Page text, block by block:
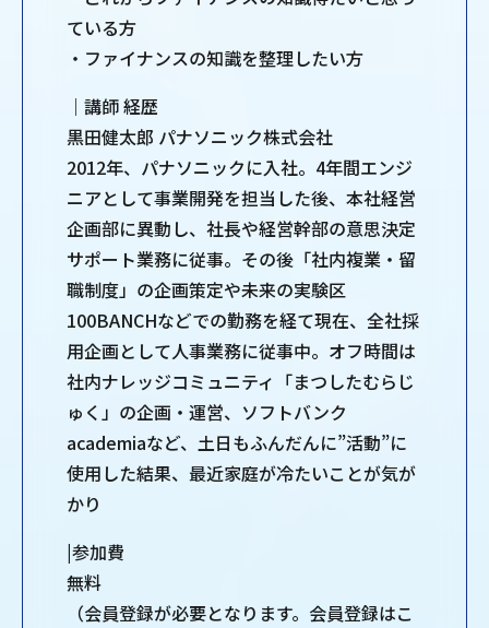
ている方
・ファイナンスの知識を整理したい方
｜講師 経歴
黒田健太郎 パナソニック株式会社
2012年、パナソニックに入社。4年間エンジ
ニアとして事業開発を担当した後、本社経営
企画部に異動し、社長や経営幹部の意思決定
サポート業務に従事。その後「社内複業・留
職制度」の企画策定や未来の実験区
100BANCHなどでの勤務を経て現在、全社採
用企画として人事業務に従事中。オフ時間は
社内ナレッジコミュニティ「まつしたむらじ
ゅく」の企画・運営、ソフトバンク
academiaなど、土日もふんだんに”活動”に
使用した結果、最近家庭が冷たいことが気が
かり
|参加費
無料
（会員登録が必要となります。会員登録はこ